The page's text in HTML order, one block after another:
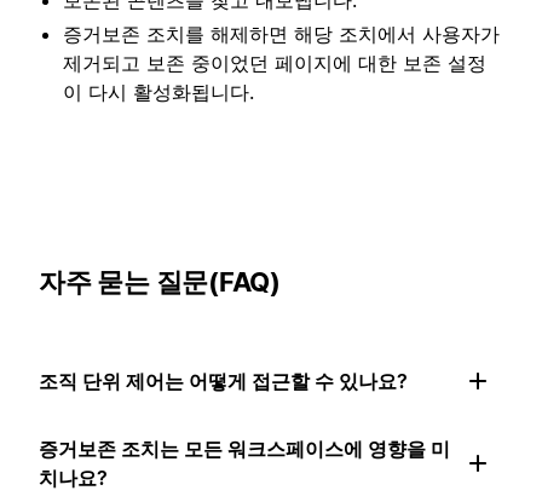
증거보존 조치를 해제하면 해당 조치에서 사용자가
제거되고 보존 중이었던 페이지에 대한 보존 설정
이 다시 활성화됩니다.
자주 묻는 질문(FAQ)
조직 단위 제어는 어떻게 접근할 수 있나요?
증거보존 조치는 모든 워크스페이스에 영향을 미
치나요?